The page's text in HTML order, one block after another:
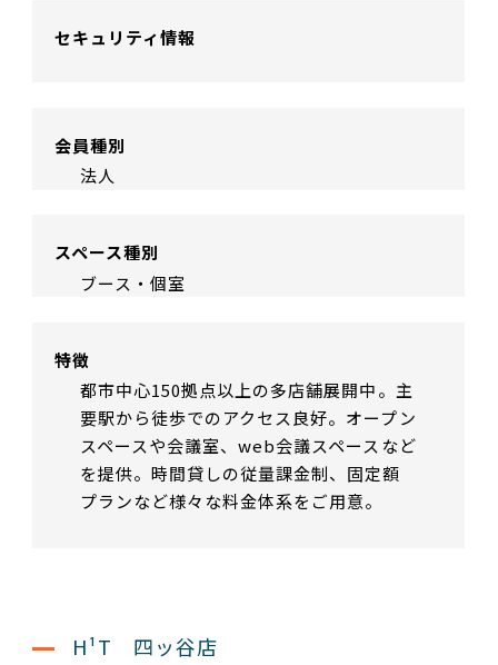
セキュリティ情報
会員種別
法人
スペース種別
ブース・個室
特徴
都市中心150拠点以上の多店舗展開中。主
要駅から徒歩でのアクセス良好。オープン
スペースや会議室、web会議スペースなど
を提供。時間貸しの従量課金制、固定額
プランなど様々な料金体系をご用意。
H¹T 四ッ谷店